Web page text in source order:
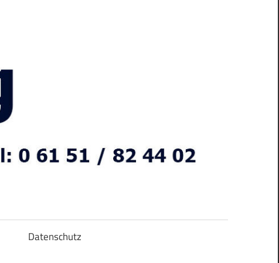
Datenschutz